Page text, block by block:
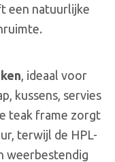
een natuurlijke
, ideaal voor
kussens, servies
teak frame zorgt
terwijl de HPL-
weerbestendig